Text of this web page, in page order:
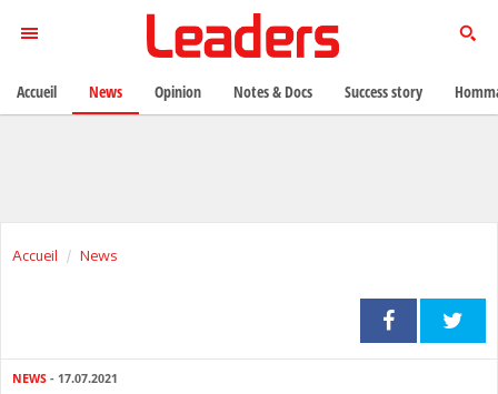
Accueil News
NEWS - 17.07.2021
Accueil News Opinion Notes & Docs Success story